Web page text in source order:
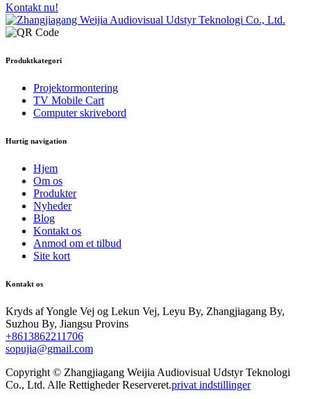
Kontakt nu!
Produktkategori
Projektormontering
TV Mobile Cart
Computer skrivebord
Hurtig navigation
Hjem
Om os
Produkter
Nyheder
Blog
Kontakt os
Anmod om et tilbud
Site kort
Kontakt os
Kryds af Yongle Vej og Lekun Vej, Leyu By, Zhangjiagang By,
Suzhou By, Jiangsu Provins
+8613862211706
sopujia@gmail.com
Copyright © Zhangjiagang Weijia Audiovisual Udstyr Teknologi
Co., Ltd. Alle Rettigheder Reserveret.privat indstillinger